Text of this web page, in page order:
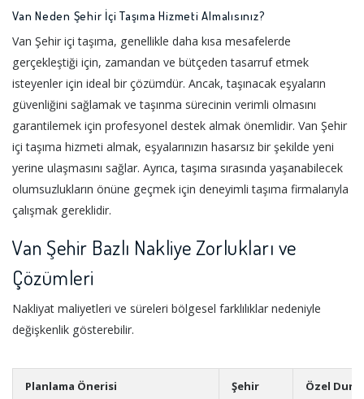
Van Neden Şehir İçi Taşıma Hizmeti Almalısınız?
Van Şehir içi taşıma, genellikle daha kısa mesafelerde
gerçekleştiği için, zamandan ve bütçeden tasarruf etmek
isteyenler için ideal bir çözümdür. Ancak, taşınacak eşyaların
güvenliğini sağlamak ve taşınma sürecinin verimli olmasını
garantilemek için profesyonel destek almak önemlidir. Van Şehir
içi taşıma hizmeti almak, eşyalarınızın hasarsız bir şekilde yeni
yerine ulaşmasını sağlar. Ayrıca, taşıma sırasında yaşanabilecek
olumsuzlukların önüne geçmek için deneyimli taşıma firmalarıyla
çalışmak gereklidir.
Van Şehir Bazlı Nakliye Zorlukları ve
Çözümleri
Nakliyat maliyetleri ve süreleri bölgesel farklılıklar nedeniyle
değişkenlik gösterebilir.
Planlama Önerisi Şehir Özel